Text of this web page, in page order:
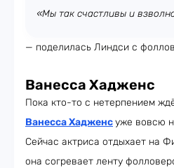
«Мы так счастливы и
— поделилась Линдси с
Ванесса Хадженс
Пока кто-то с нетерпением
Ванесса Хадженсуже вовсю
Сейчас актриса отдыхает на
она согревает ленту